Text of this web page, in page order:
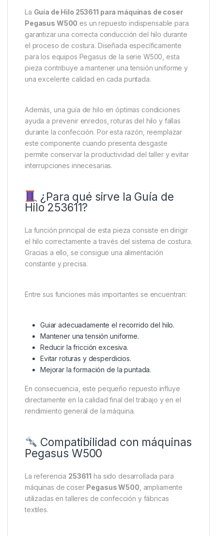
La Guía de Hilo 253611 para máquinas de coser
Pegasus W500 es un repuesto indispensable para
garantizar una correcta conducción del hilo durante
el proceso de costura. Diseñada específicamente
para los equipos Pegasus de la serie W500, esta
pieza contribuye a mantener una tensión uniforme y
una excelente calidad en cada puntada.
Además, una guía de hilo en óptimas condiciones
ayuda a prevenir enredos, roturas del hilo y fallas
durante la confección. Por esta razón, reemplazar
este componente cuando presenta desgaste
permite conservar la productividad del taller y evitar
interrupciones innecesarias.
¿Para qué sirve la Guía de
Hilo 253611?
La función principal de esta pieza consiste en dirigir
el hilo correctamente a través del sistema de costura.
Gracias a ello, se consigue una alimentación
constante y precisa.
Entre sus funciones más importantes se encuentran:
Guiar adecuadamente el recorrido del hilo.
Mantener una tensión uniforme.
Reducir la fricción excesiva.
Evitar roturas y desperdicios.
Mejorar la formación de la puntada.
En consecuencia, este pequeño repuesto influye
directamente en la calidad final del trabajo y en el
rendimiento general de la máquina.
Compatibilidad con máquinas
Pegasus W500
La referencia 253611 ha sido desarrollada para
máquinas de coser Pegasus W500 , ampliamente
utilizadas en talleres de confección y fábricas
textiles.